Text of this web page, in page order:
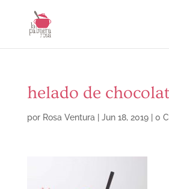
helado de
por Rosa Ventura Jun 18, 2019| 0